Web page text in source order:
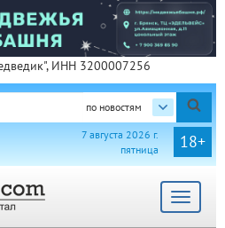
ИНН 3200007256
по новостям
18+
7 августа 2026 г.
пятница
Toggle